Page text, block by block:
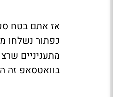
אז אתם בטח
בוואטסאפ זה